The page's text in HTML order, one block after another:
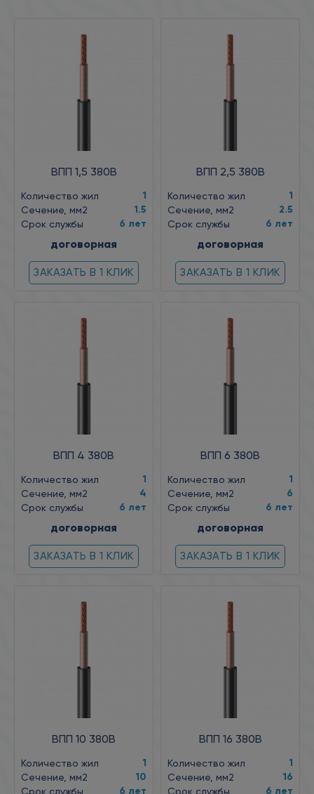
ВПП 1,5 380В
Количество жил 1
Сечение, мм2 1.5
Срок службы 6 лет
договорная
ЗАКАЗАТЬ В 1 КЛИК
ВПП 2,5 380В
Количество жил 1
Сечение, мм2 2.5
Срок службы 6 лет
договорная
ЗАКАЗАТЬ В 1 КЛИК
ВПП 4 380В
Количество жил 1
Сечение, мм2 4
Срок службы 6 лет
договорная
ЗАКАЗАТЬ В 1 КЛИК
ВПП 6 380В
Количество жил 1
Сечение, мм2 6
Срок службы 6 лет
договорная
ЗАКАЗАТЬ В 1 КЛИК
ВПП 10 380В
Количество жил 1
Сечение, мм2 10
Срок службы 6 лет
ВПП 16 380В
Количество жил 1
Сечение, мм2 16
Срок службы 6 лет